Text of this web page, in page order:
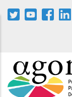
Aller
au